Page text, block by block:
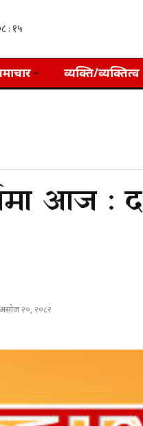
व्यक्ति/व्यक्तित्व
आज :
२०, २०८२